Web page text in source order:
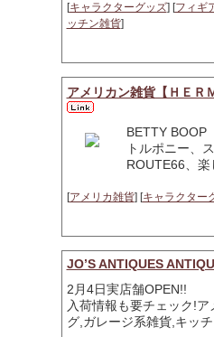
[キャラクターグッズ] [フィギ
ッチン雑貨]
アメリカン雑貨【ＨＥＲ
BETTY BOOP
トルポニー、
ROUTE66、
[アメリカ雑貨] [キャラクター
JO’S ANTIQUES
2月4日実店舗OPEN!!
入荷情報も要チェック!
グ,ガレージ系雑貨,キッ